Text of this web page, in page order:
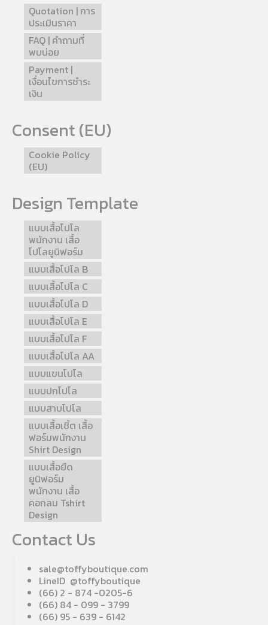
Quotation | การ
ประเมินราคา
FAQ | คำถามที่
พบบ่อย
Payment |
เงื่อนไขการชำระ
เงิน
Consent (EU)
Cookie Policy
(EU)
Design Template
แบบเสื้อโปโล
พนักงาน เสื้อ
โปโลยูนิฟอร์ม
แบบเสื้อโปโล B
แบบเสื้อโปโล C
แบบเสื้อโปโล D
แบบเสื้อโปโล E
แบบเสื้อโปโล F
แบบเสื้อโปโล AA
แบบแขนโปโล
แบบปกโปโล
แบบสาบโปโล
แบบเสื้อเชิ้ต เสื้อ
ฟอร์มพนักงาน
Shirt Design
แบบเสื้อยืด
ยูนิฟอร์ม
พนักงาน เสื้อ
คอกลม Tshirt
Design
Contact Us
sale@toffyboutique.com
LineID @toffyboutique
(66) 2 - 874 -0205-6
(66) 84 - 099 - 3799
(66) 95 - 639 - 6142